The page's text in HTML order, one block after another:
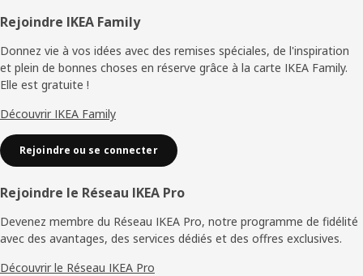
Pied
de
page
Rejoindre IKEA Family
Donnez vie à vos idées avec des remises spéciales, de l'inspiration
et plein de bonnes choses en réserve grâce à la carte IKEA Family.
Elle est gratuite !
Découvrir IKEA Family
Rejoindre ou se connecter
Rejoindre le Réseau IKEA Pro
Devenez membre du Réseau IKEA Pro, notre programme de fidélité
avec des avantages, des services dédiés et des offres exclusives.
Découvrir le Réseau IKEA Pro